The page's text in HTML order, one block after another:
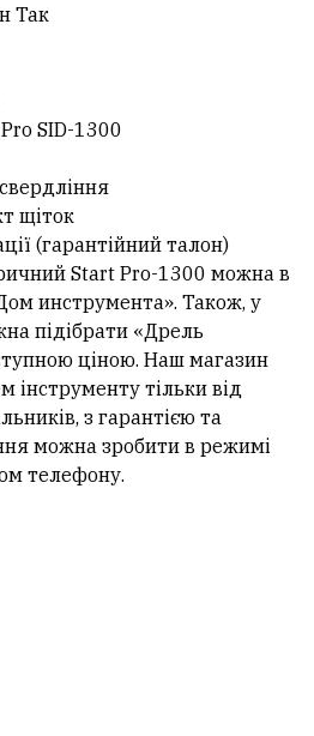
Так
SID-1300
щіток
(гарантійний талон)
Start Pro-1300 можна в
инструмента». Також, у
підібрати «Дрель
ціною. Наш магазин
інструменту тільки від
з гарантією та
можна зробити в режимі
телефону.